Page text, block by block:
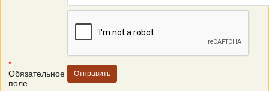
* -
Обязательное
поле